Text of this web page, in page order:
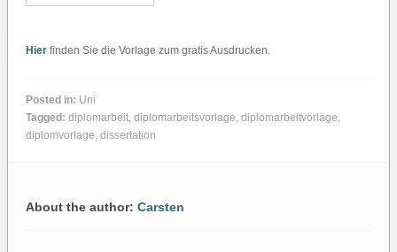
Hier finden Sie die Vorlage zum gratis Ausdrucken.
Posted in: Uni
Tagged: diplomarbeit, diplomarbeitsvorlage, diplomarbeitvorlage,
diplomvorlage, dissertation
About the author: Carsten